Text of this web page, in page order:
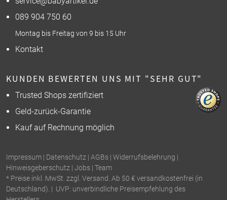
089 904 750 60
Montag bis Freitag von 9 bis 15 Uhr
Kontakt
KUNDEN BEWERTEN UNS MIT "SEHR GUT"
Trusted Shops zertifiziert
Geld-zurück-Garantie
Kauf auf Rechnung möglich
Impressum | Datenschutz | AGBs | Widerrufsbelehrung |
Hinweisgeberschutz | Jobs | Team
* Preise inkl. MwSt. zzgl. Versand. Ab 50 € versandkostenfrei (in
Deutschland). | UVP: unverbindliche Preisempfehlung des